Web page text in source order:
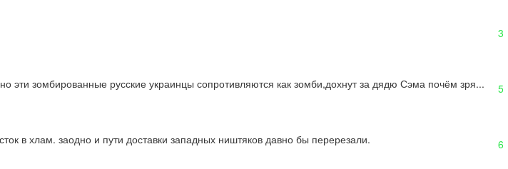
3
эти зомбированные русские украинцы сопротивляются как зомби,дохнут за дядю Сэма почём зря... 5
в хлам. заодно и пути доставки западных ништяков давно бы перерезали. 6